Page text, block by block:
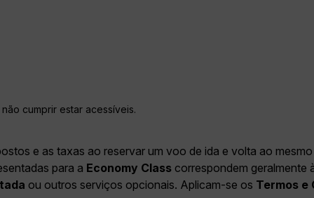
cumprir estar acessíveis.
e as taxas ao reservar um voo de ida e volta ao
para a Economy Class correspondem geralmente
ou outros serviços opcionais. Aplicam-se os Termos e